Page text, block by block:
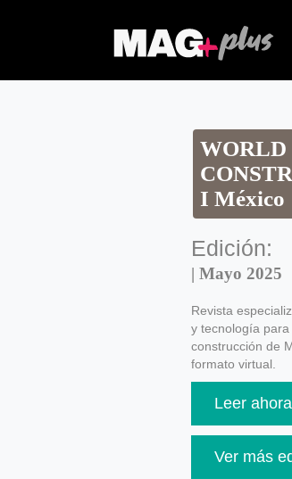
WORLD
I México
Edición:
| Mayo 2025
Revista
y tecnología
construcción de
formato virtual.
Leer ahora
Ver más